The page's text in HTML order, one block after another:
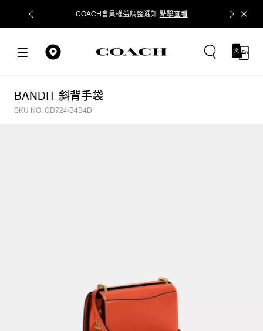
COACH會員權益調整通知 點擊查看 立即追蹤
BANDIT 斜背手袋
SKU NO: CD724/B4B4D